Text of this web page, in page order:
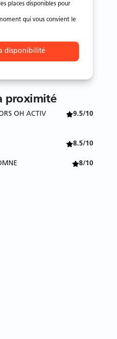
places disponibles pour
qui vous convient le
disponibilité
proximité
OH ACTIV
9.5/10
8.5/10
8/10